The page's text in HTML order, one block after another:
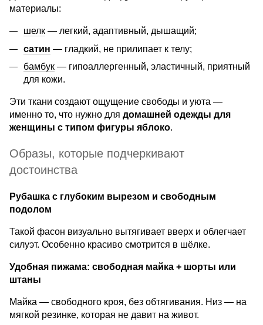
материалы:
шелк — легкий, адаптивный, дышащий;
сатин — гладкий, не прилипает к телу;
бамбук — гипоаллергенный, эластичный, приятный
для кожи.
Эти ткани создают ощущение свободы и уюта —
именно то, что нужно для домашней одежды для
женщины с типом фигуры яблоко.
Образы, которые подчеркивают
достоинства
Рубашка с глубоким вырезом и свободным
подолом
Такой фасон визуально вытягивает вверх и облегчает
силуэт. Особенно красиво смотрится в шёлке.
Удобная пижама: свободная майка + шорты или
штаны
Майка — свободного кроя, без обтягивания. Низ — на
мягкой резинке, которая не давит на живот.